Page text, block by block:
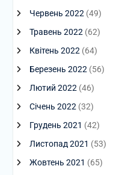
Червень 2022 (49)
Травень 2022 (62)
Квітень 2022 (64)
Березень 2022 (56)
Лютий 2022 (46)
Січень 2022 (32)
Грудень 2021 (42)
Листопад 2021 (53)
Жовтень 2021 (65)